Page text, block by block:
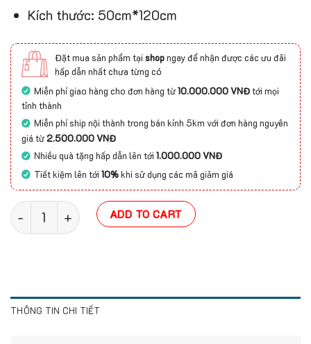
Kích thước: ‎50cm*120cm
Đặt mua sản phẩm tại shopngay để nhận được các ưu đãi
hấp dẫn nhất chưa từng có
Miễn phí giao hàng cho đơn hàng từ10.000.000 VNĐtới mọi
tỉnh thành
Miễn phí ship nội thành trong bán kính 5km với đơn hàng nguyên
giá từ2.500.000 VNĐ
Nhiều quà tặng hấp dẫn lên tới1.000.000 VNĐ
Tiết kiệm lên tới10%khi sử dụng các mã giảm giá
Thảm chùi chân màu đỏ NEWSHOER đa dạng kích
ADD TO CART
THÔNG TIN CHI TIẾT